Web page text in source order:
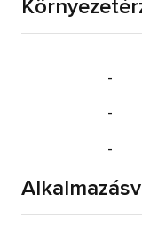
-
-
-